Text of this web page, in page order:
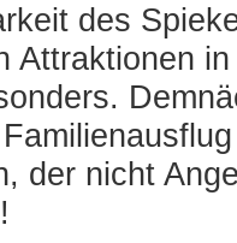
des
Attraktionen
der nicht